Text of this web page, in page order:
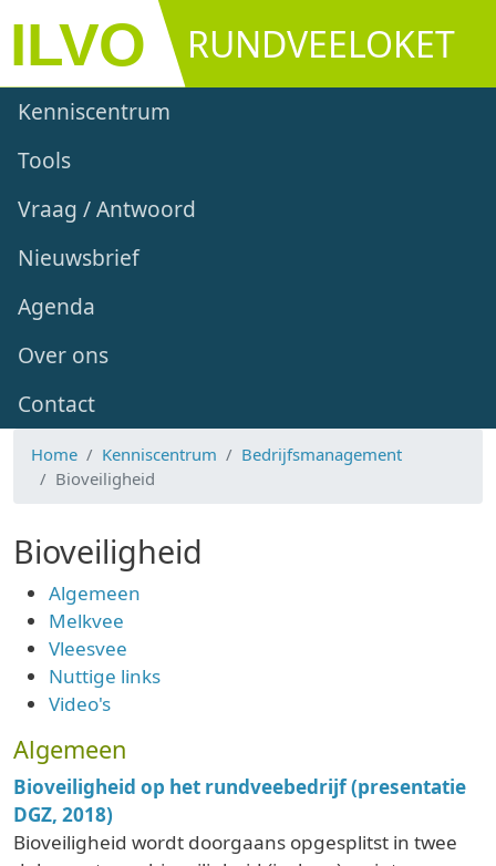
Overslaan en naar de inhoud gaan
RUNDVEELOKET
Main navigation
Kenniscentrum
Tools
Vraag / Antwoord
Nieuwsbrief
Agenda
Over ons
Contact
Home Kenniscentrum
Bedrijfsmanagement
Bioveiligheid
Bioveiligheid
Algemeen
Melkvee
Vleesvee
Nuttige links
Video's
Algemeen
Bioveiligheid op het rundveebedrijf (presentatie
DGZ, 2018)
Bioveiligheid wordt doorgaans opgesplitst in twee